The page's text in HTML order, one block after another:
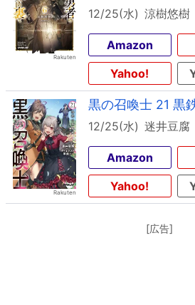
12/25(水) 涼樹悠樹
Amazon
Yahoo!
黒の召喚士 21 黒
12/25(水) 迷井豆腐
Amazon
Yahoo!
[広告]